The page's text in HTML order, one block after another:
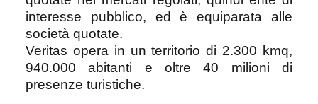
interesse pubblico, ed è equiparata alle
società quotate.
Veritas opera in un territorio di 2.300 kmq,
940.000 abitanti e oltre 40 milioni di
presenze turistiche.